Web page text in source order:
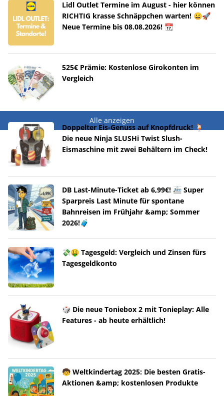
Lidl Outlet Termine im August - hier können
RICHTIG krasse Schnäppchen warten! 😀🚀
Neue Termine bis 08.08.2026! 📆
525€ Prämie: Kostenlose Girokonten im
Vergleich
Alle anzeigen
Doppelter Eis-Genuss auf Knopfdruck! 🍹
Die neue Ninja SLUSHi Twist Slush-
Eismaschine mit zwei Behältern im Check!
DB Last-Minute-Ticket ab 6,99€! 🚈 Super
Sparpreis Last Minute für spontane
Bahnreisen im Frühjahr &amp; Sommer
2026!🧳
💸🤑 Tagesgeld: Vergleich und Zinsen fürs
Tagesgeldkonto
🎲 Die neue Toniebox 2 mit Tonieplay: Alle
Features - ab heute erhältlich!
🧒 Weltkindertag 2025: Die besten Gratis-
Aktionen &amp; kostenlosen Produkte